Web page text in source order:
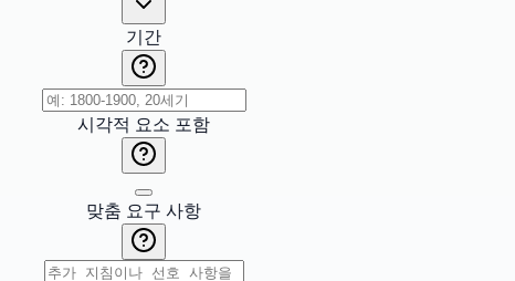
기간
시각적 요소 포함
맞춤 요구 사항